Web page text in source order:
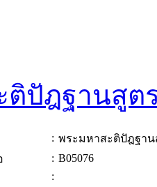
ติปัฎฐานสู
: พระมหาสะติปัฎฐา
: B05076
: